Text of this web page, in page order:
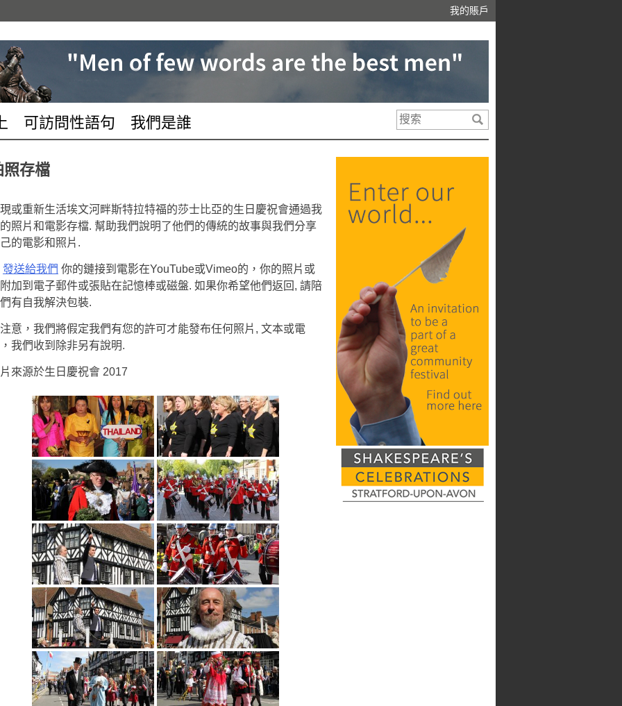
我的賬戶
可訪問性語句 我們是誰
照存檔
或重新生活埃文河畔斯特拉特福的莎士比亞的生日慶祝會通過我
照片和電影存檔. 幫助我們說明了他們的傳統的故事與​​我們分享
的電影和照片.
發送給我們 你的鏈接到電影在YouTube或Vimeo的，你的照片或
加到電子郵件或張貼在記憶棒或磁盤. 如果你希望他們返回, 請陪
有自我解決包裝.
意，我們將假定我們有您的許可才能發布任何照片, 文本或電
我們收到除非另有說明.
來源於生日慶祝會 2017